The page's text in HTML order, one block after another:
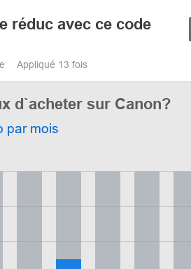
réduc avec ce code
Appliqué 13 fois
d`acheter sur Canon?
par mois